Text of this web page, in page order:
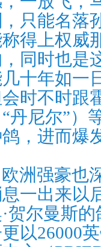
，只能名落
得上权威
同时也是
十年如一
时不时跟
“丹尼尔”
，进而爆
洲强豪也
一出来以
贺尔曼斯
以26000